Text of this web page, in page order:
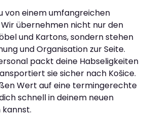
von einem umfangreichen
übernehmen nicht nur den
und Kartons, sondern stehen
und Organisation zur Seite.
packt deine Habseligkeiten
sie sicher nach Košice.
Wert auf eine termingerechte
schnell in deinem neuen
kannst.